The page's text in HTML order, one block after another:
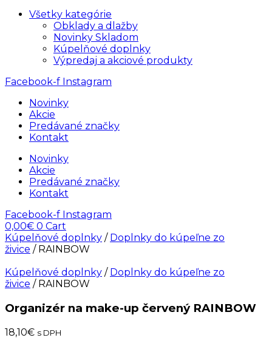
Všetky kategórie
Obklady a dlažby
Novinky Skladom
Kúpelňové doplnky
Výpredaj a akciové produkty
Facebook-f Instagram
Novinky
Akcie
Predávané značky
Kontakt
Novinky
Akcie
Predávané značky
Kontakt
Facebook-f Instagram
0,00€ 0 Cart
Kúpelňové doplnky / Doplnky do kúpeľne zo
živice / RAINBOW
Kúpelňové doplnky / Doplnky do kúpeľne zo
živice / RAINBOW
Organizér na make-up červený RAINBOW
18,10€ s DPH